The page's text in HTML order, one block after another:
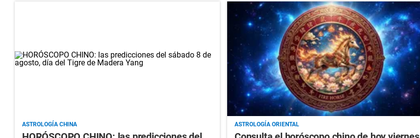
ASTROLOGÍA CHINA ASTROLOGÍA ORIENTAL